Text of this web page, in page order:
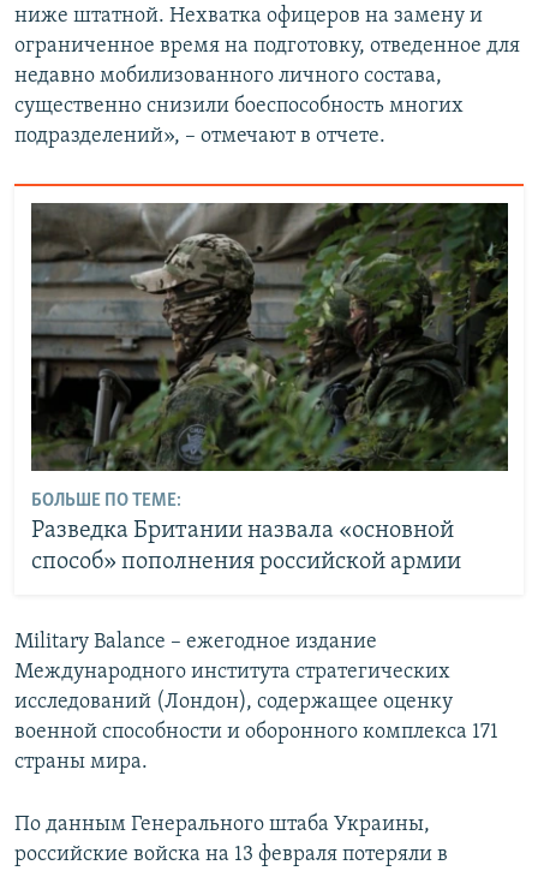
ниже штатной. Нехватка офицеров на замену и
ограниченное время на подготовку, отведенное для
недавно мобилизованного личного состава,
существенно снизили боеспособность многих
подразделений», – отмечают в отчете.
БОЛЬШЕ ПО ТЕМЕ:
Разведка Британии назвала «основной
способ» пополнения российской армии
Military Balance – ежегодное издание
Международного института стратегических
исследований (Лондон), содержащее оценку
военной способности и оборонного комплекса 171
страны мира.
По данным Генерального штаба Украины,
российские войска на 13 февраля потеряли в